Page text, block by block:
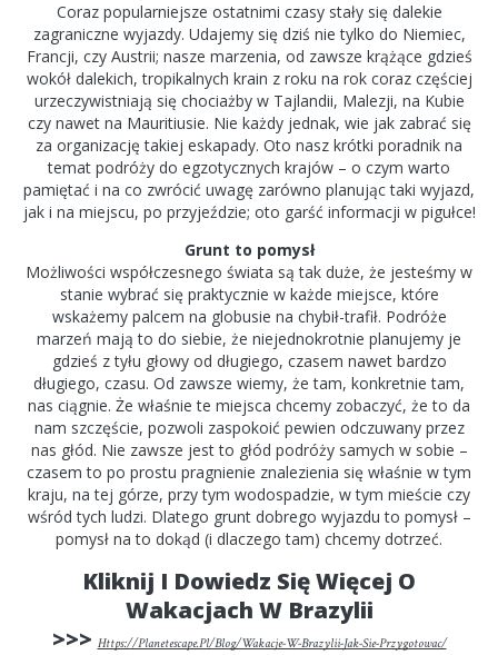
Coraz popularniejsze ostatnimi czasy stały się dalekie
zagraniczne wyjazdy. Udajemy się dziś nie tylko do Niemiec,
Francji, czy Austrii; nasze marzenia, od zawsze krążące gdzieś
wokół dalekich, tropikalnych krain z roku na rok coraz częściej
urzeczywistniają się chociażby w Tajlandii, Malezji, na Kubie
czy nawet na Mauritiusie. Nie każdy jednak, wie jak zabrać się
za organizację takiej eskapady. Oto nasz krótki poradnik na
temat podróży do egzotycznych krajów – o czym warto
pamiętać i na co zwrócić uwagę zarówno planując taki wyjazd,
jak i na miejscu, po przyjeździe; oto garść informacji w pigułce!
Grunt to pomysł
Możliwości współczesnego świata są tak duże, że jesteśmy w
stanie wybrać się praktycznie w każde miejsce, które
wskażemy palcem na globusie na chybił-trafił. Podróże
marzeń mają to do siebie, że niejednokrotnie planujemy je
gdzieś z tyłu głowy od długiego, czasem nawet bardzo
długiego, czasu. Od zawsze wiemy, że tam, konkretnie tam,
nas ciągnie. Że właśnie te miejsca chcemy zobaczyć, że to da
nam szczęście, pozwoli zaspokoić pewien odczuwany przez
nas głód. Nie zawsze jest to głód podróży samych w sobie –
czasem to po prostu pragnienie znalezienia się właśnie w tym
kraju, na tej górze, przy tym wodospadzie, w tym mieście czy
wśród tych ludzi. Dlatego grunt dobrego wyjazdu to pomysł –
pomysł na to dokąd (i dlaczego tam) chcemy dotrzeć.
Kliknij I Dowiedz Się Więcej O
Wakacjach W Brazylii
>>> Https://planetescape.pl/blog/wakacje-W-Brazylii-Jak-Sie-Przygotowac/